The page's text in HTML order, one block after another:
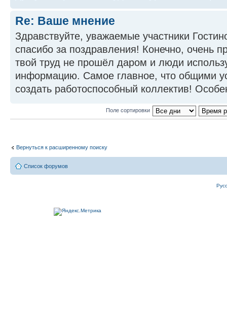
Re: Ваше мнение
Здравствуйте, уважаемые участники
спасибо за поздравления! Конечно, очень
твой труд не прошёл даром и люди
информацию. Самое главное, что общими
создать работоспособный коллектив!
Поле сортировки
Вернуться к расширенному поиску
Список форумов